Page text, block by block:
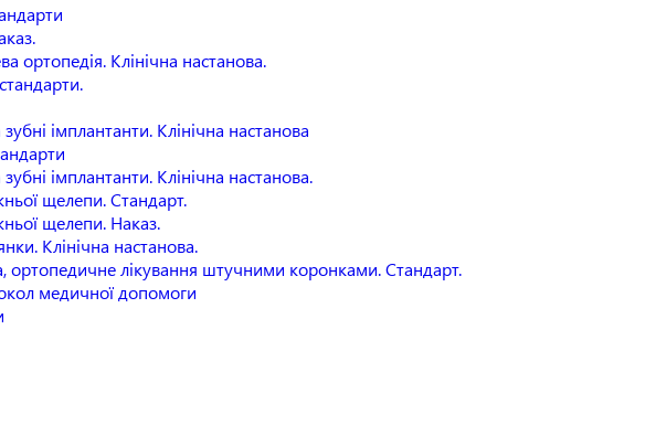
ортопедія. Клінічна настанова.
імплантанти. Клінічна настанова
імплантанти. Клінічна настанова.
щелепи. Стандарт.
щелепи. Наказ.
Клінічна настанова.
ортопедичне лікування штучними коронками. Стандарт.
медичної допомоги